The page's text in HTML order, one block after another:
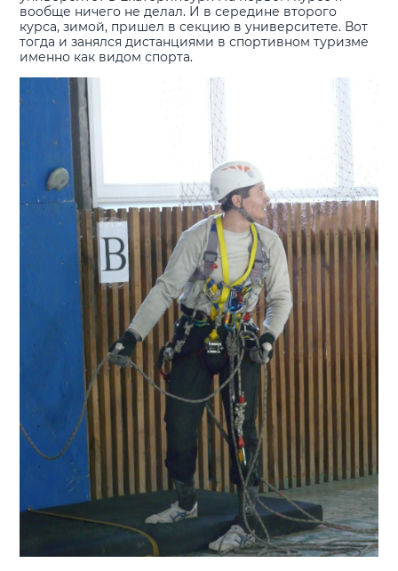
вообще ничего не делал. И в середине второго
курса, зимой, пришел в секцию в университете. Вот
тогда и занялся дистанциями в спортивном туризме
именно как видом спорта.